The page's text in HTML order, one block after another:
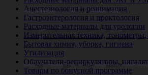
Анестезиология и реанимация
Гастроэнтерология и проктология
Расходные материалы для урологии
Измерительная техника,
Бытовая химия, уборка, гигиена
Утилизация
Облучатели-рециркуляторы,
Товары по бонусной программе